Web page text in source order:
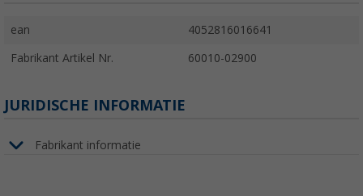
ean 4052816016641
Fabrikant Artikel Nr. 60010-02900
JURIDISCHE INFORMATIE
Fabrikant informatie